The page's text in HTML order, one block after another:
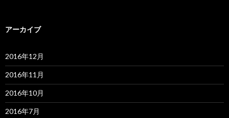
アーカイブ
2016年12月
2016年11月
2016年10月
2016年7月